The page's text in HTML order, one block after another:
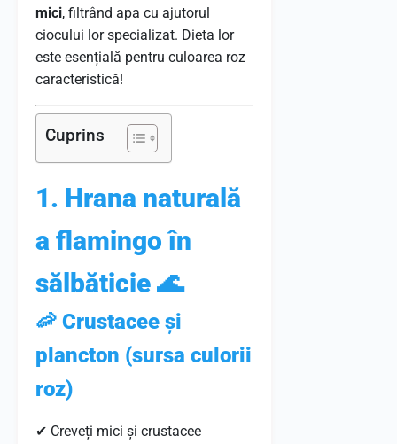
mici, filtrând apa cu ajutorul
ciocului lor specializat. Dieta lor
este esențială pentru culoarea roz
caracteristică!
Cuprins
1. Hrana naturală
a flamingo în
sălbăticie 🌊
🦐 Crustacee și
plancton (sursa culorii
roz)
✔ Creveți mici și crustacee